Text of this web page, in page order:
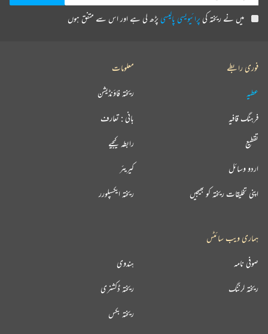
میں نے ریختہ کیپرائیویسی پالیسیپڑھ لی ہے اور اس سے متفق ہوں
فوری رابطے
عطیہ
فرہنگ قافیہ
تقطیع
اردو وسائل
اپنی تخلیقات ریختہ کو بھیجیں
معلومات
ریختہ فاؤنڈیشن
بانی : تعارف
رابطہ کیجیے
کیریئر
ریختہ ایکسپلورر
ہماری ویب سائٹس
ہندوی صوفی نامہ
ریختہ ڈکشنری ریختہ لرننگ
ریختہ بکس